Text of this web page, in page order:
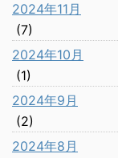
2024年11月
(7)
2024年10月
(1)
2024年9月
(2)
2024年8月